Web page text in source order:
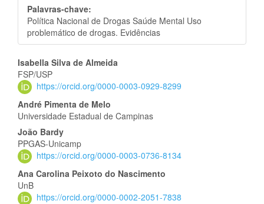
Palavras-chave:
Política Nacional de Drogas Saúde Mental Uso
problemático de drogas. Evidências
Conteúdo
do
artigo
principal
Isabella Silva de Almeida
FSP/USP
https://orcid.org/0000-0003-0929-8299
André Pimenta de Melo
Universidade Estadual de Campinas
João Bardy
PPGAS-Unicamp
https://orcid.org/0000-0003-0736-8134
Ana Carolina Peixoto do Nascimento
UnB
https://orcid.org/0000-0002-2051-7838